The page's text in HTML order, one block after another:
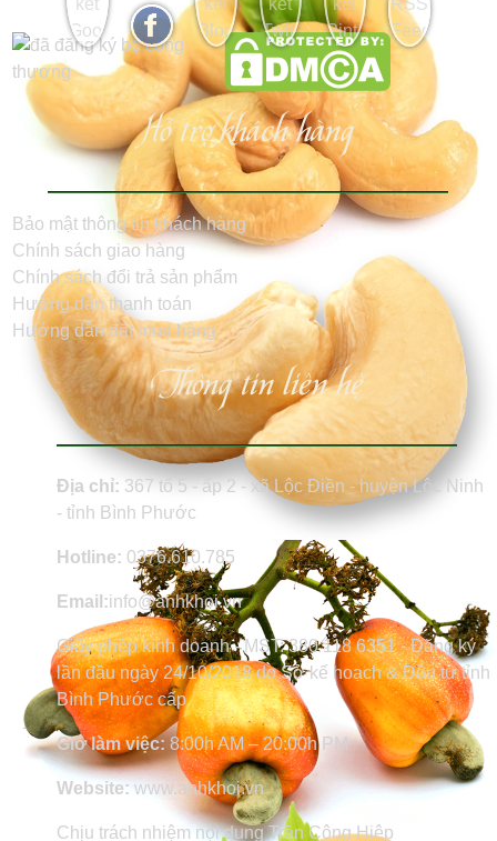
Hỗ trợ khách hàng
Bảo mật thông tin khách hàng
Chính sách giao hàng
Chính sách đổi trả sản phẩm
Hướng dẫn thanh toán
Hướng dẫn đặt mua hàng
Thông tin liên hệ
Địa chỉ: 367 tổ 5 - ấp 2 - xã Lộc Điền - huyện Lộc Ninh
- tỉnh Bình Phước
Hotline: 0376.610.785
Email:info@anhkhoi.vn
Giấy phép kinh doanh - MST: 380 118 6351 - Đăng ký
lần đầu ngày 24/10/2018 do Sở kế hoạch & Đầu tư tỉnh
Bình Phước cấp
Giờ làm việc: 8:00h AM – 20:00h PM
Website: www.anhkhoi.vn
Chịu trách nhiệm nội dung Trần Công Hiệp